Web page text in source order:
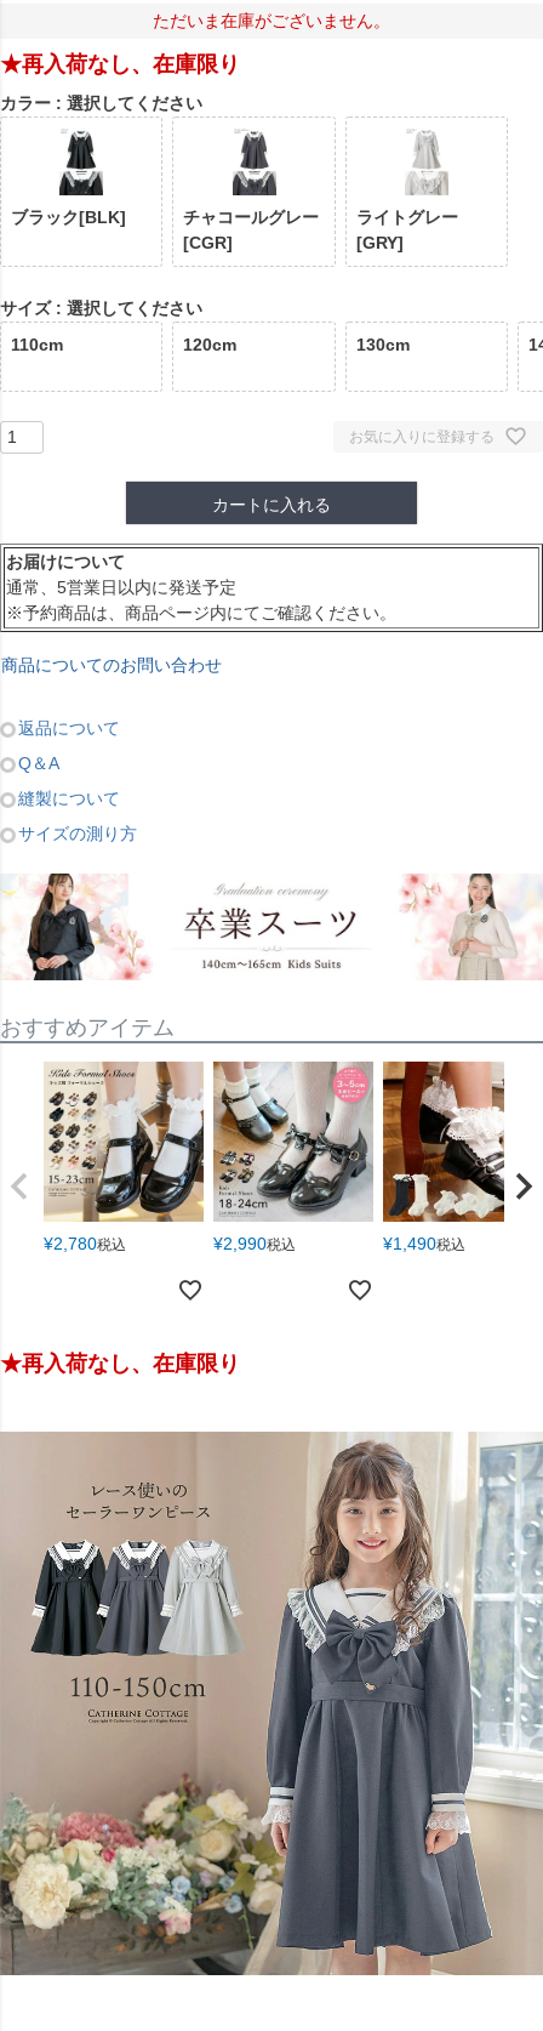
ただいま在庫がございません。
★再入荷なし、在庫限り
カラー 選択してください
ブラック[BLK]
チャコールグレー
[CGR]
ライトグレー
[GRY]
サイズ
選択してください
110cm
120cm 130cm
お気に入りに登録する
カートに入れる
お届けについて
通常、5営業日以内に発送予定
※予約商品は、商品ページ内にてご確認ください。
商品についてのお問い合わせ
返品について
Q＆A
縫製について
サイズの測り方
おすすめアイテム
¥2,780税込 ¥2,990税込 ¥1,490税込
★再入荷なし、在庫限り